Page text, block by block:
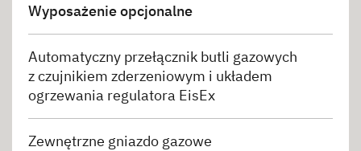
Wyposażenie opcjonalne
Automatyczny przełącznik butli gazowych
z czujnikiem zderzeniowym i układem
ogrzewania regulatora EisEx
Zewnętrzne gniazdo gazowe